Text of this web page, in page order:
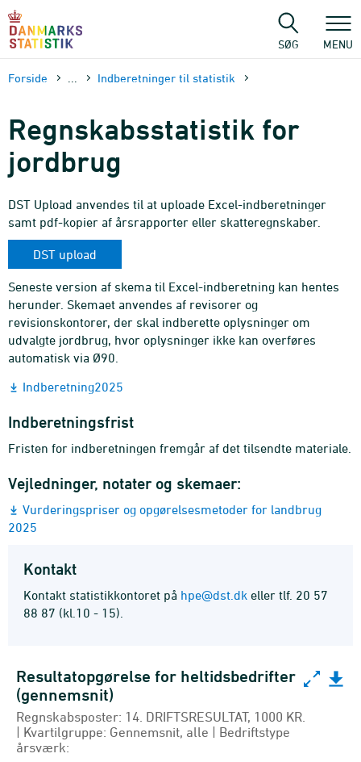
sidens
SØG MENU
Forside Indberetninger til statistik
Regnskabsstatistik for
jordbrug
DST Upload anvendes til at uploade Excel-indberetninger
samt pdf-kopier af årsrapporter eller skatteregnskaber.
DST upload
Seneste version af skema til Excel-indberetning kan hentes
herunder. Skemaet anvendes af revisorer og
revisionskontorer, der skal indberette oplysninger om
udvalgte jordbrug, hvor oplysninger ikke kan overføres
automatisk via Ø90.
Indberetning2025
Indberetningsfrist
Fristen for indberetningen fremgår af det tilsendte materiale.
Vejledninger, notater og skemaer:
Vurderingspriser og opgørelsesmetoder for landbrug
2025
Kontakt
Kontakt statistikkontoret på hpe@dst.dk eller tlf. 20 57
88 87 (kl.10 - 15).
Resultatopgørelse for heltidsbedrifter (gennemsnit)
Bar chart with 3 data series.
Regnskabsposter: 14. DRIFTSRESULTAT,
Resultatopgørelse for heltidsbedrifter
Resultatopgørelse for heltidsbedrifter
(gennemsnit)
Regnskabsposter: 14. DRIFTSRESULTAT, 1000 KR.
| Kvartilgruppe: Gennemsnit, alle | Bedriftstype
årsværk: